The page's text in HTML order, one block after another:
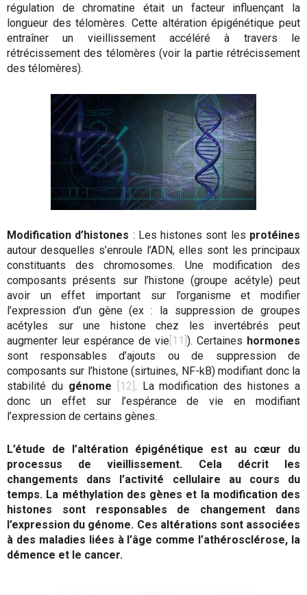
régulation de chromatine était un facteur influençant la
longueur des télomères. Cette altération épigénétique peut
entraîner un vieillissement accéléré à travers le
rétrécissement des télomères (voir la partie rétrécissement
des télomères).
Modification d’histones : Les histones sont les protéines
autour desquelles s’enroule l’ADN, elles sont les principaux
constituants des chromosomes. Une modification des
composants présents sur l’histone (groupe acétyle) peut
avoir un effet important sur l’organisme et modifier
l’expression d’un gène (ex : la suppression de groupes
acétyles sur une histone chez les invertébrés peut
augmenter leur espérance de vie [11] ). Certaines hormones
sont responsables d’ajouts ou de suppression de
composants sur l’histone (sirtuines, NF-kB) modifiant donc la
stabilité du génome [12] . La modification des histones a
donc un effet sur l’espérance de vie en modifiant
l’expression de certains gènes.
L’étude de l’altération épigénétique est au cœur du
processus de vieillissement. Cela décrit les
changements dans l’activité cellulaire au cours du
temps. La méthylation des gènes et la modification des
histones sont responsables de changement dans
l’expression du génome. Ces altérations sont associées
à des maladies liées à l’âge comme l’athérosclérose, la
démence et le cancer.